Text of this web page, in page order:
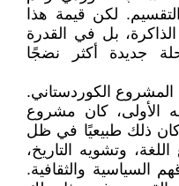
لكن قيمة هذا
بل في القدرة
جديدة أكثر نضجًا
المشروع الكوردستاني.
الأولى، كان مشروع
ذلك طبيعيًا في ظل
وتشويه التاريخ،
السياسية والثقافية.